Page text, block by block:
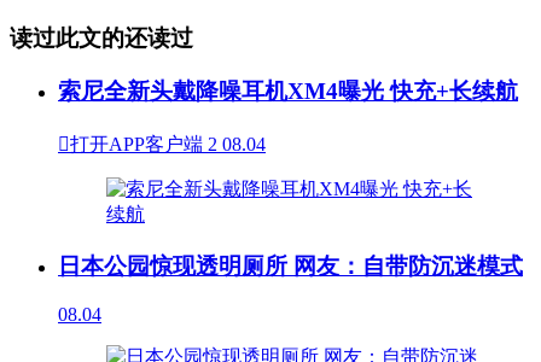
读过此文的还读过
索尼全新头戴降噪耳机XM4曝光 快充+长续航
打开APP客户端 2 08.04
日本公园惊现透明厕所 网友：自带防沉迷模式
08.04